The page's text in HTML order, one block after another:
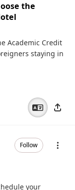
the
Academic Credit
staying in
Follow
your